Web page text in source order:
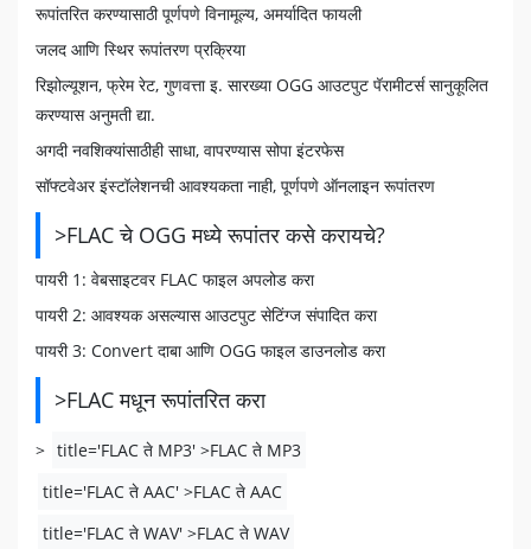
रूपांतरित करण्यासाठी पूर्णपणे विनामूल्य, अमर्यादित फायली
जलद आणि स्थिर रूपांतरण प्रक्रिया
रिझोल्यूशन, फ्रेम रेट, गुणवत्ता इ. सारख्या OGG आउटपुट पॅरामीटर्स सानुकूलित
करण्यास अनुमती द्या.
अगदी नवशिक्यांसाठीही साधा, वापरण्यास सोपा इंटरफेस
सॉफ्टवेअर इंस्टॉलेशनची आवश्यकता नाही, पूर्णपणे ऑनलाइन रूपांतरण
>FLAC चे OGG मध्ये रूपांतर कसे करायचे?
पायरी 1: वेबसाइटवर FLAC फाइल अपलोड करा
पायरी 2: आवश्यक असल्यास आउटपुट सेटिंग्ज संपादित करा
पायरी 3: Convert दाबा आणि OGG फाइल डाउनलोड करा
>FLAC मधून रूपांतरित करा
> title='FLAC ते MP3' >FLAC ते MP3
title='FLAC ते AAC' >FLAC ते AAC
title='FLAC ते WAV' >FLAC ते WAV